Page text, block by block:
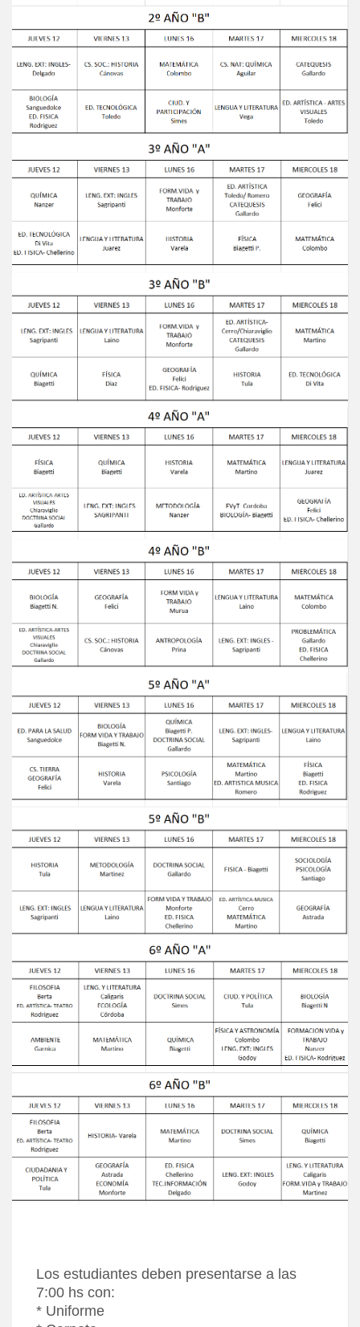
Los estudiantes deben presentarse a las
7:00 hs con:
* Uniforme